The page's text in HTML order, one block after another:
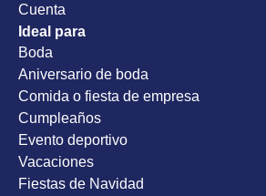
Cuenta
Ideal para
Boda
Aniversario de boda
Comida o fiesta de empresa
Cumpleaños
Evento deportivo
Vacaciones
Fiestas de Navidad